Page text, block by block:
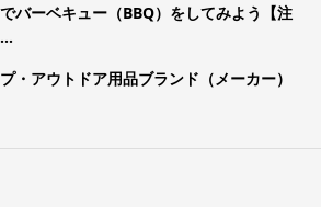
バーベキュー（BBQ）をしてみよう【注
・アウトドア用品ブランド（メーカー）